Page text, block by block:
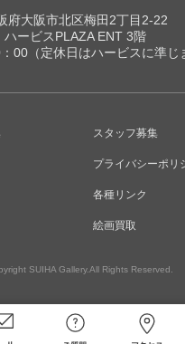
府大阪市北区梅田2丁目2-22
ハービスPLAZA ENT 3階
00（定休日はハービスに準じ
スタッフ募集
プライバシーポリ
各種リンク
絵画買取
SUIHA Gallery.All Rights Reserved.